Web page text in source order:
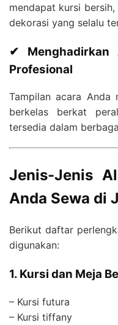
mendapat kursi
dekorasi yang selalu
✔ Menghadirkan
Profesional
Tampilan acara Anda
berkelas berkat
tersedia dalam
Jenis-Jenis
Anda Sewa di
Berikut daftar
digunakan:
1. Kursi dan Meja
– Kursi futura
– Kursi tiffany